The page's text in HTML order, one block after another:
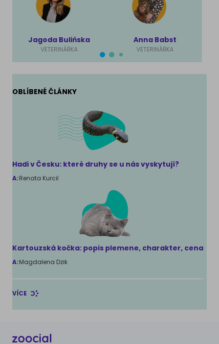
Jagoda Bulińska
VETERINÁŘKA
Anna Babst
VETERINÁŘKA
OBLÍBENÉ ČLÁNKY
Hadi v Česku: které druhy se u nás vyskytují?
A:Renata Kurcil
Kartouzská kočka: popis plemene, charakter, cena
A:Magdalena Dzik
VÍCE